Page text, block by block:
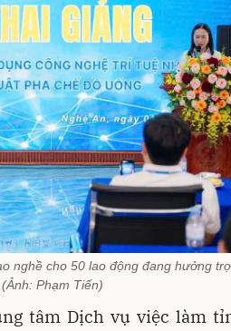
nghề cho 50 lao động đang hưởng
(Ảnh: Phạm Tiến)
tâm Dịch vụ việc làm